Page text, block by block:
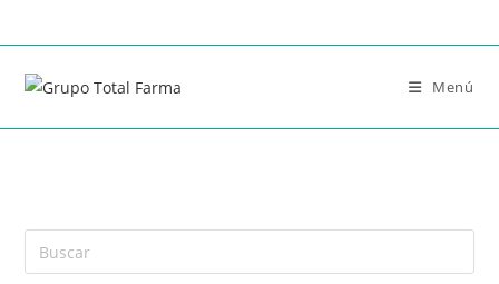
Menú